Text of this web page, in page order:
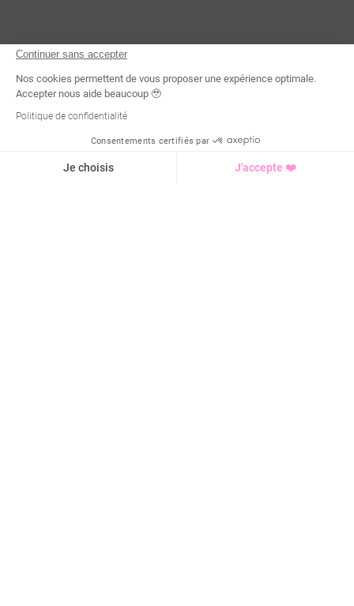
Continuer sans accepter
Nos cookies permettent de vous proposer une expérience optimale.
Accepter nous aide beaucoup 🥹
Politique de confidentialité
Consentements certifiés par
Je choisis J'accepte ❤️